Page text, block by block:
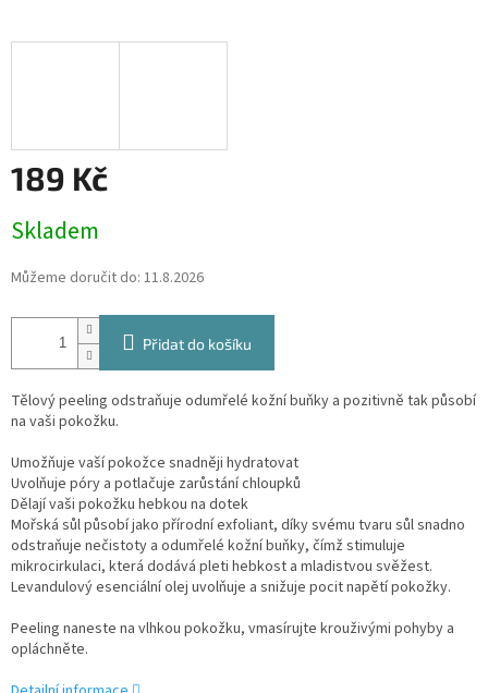
189 Kč
cena:
Skladem
Můžeme doručit do: 11.8.2026
Přidat do košíku
Tělový peeling odstraňuje odumřelé kožní buňky a pozitivně tak působí
na vaši pokožku.
Umožňuje vaší pokožce snadněji hydratovat
Uvolňuje póry a potlačuje zarůstání chloupků
Dělají vaši pokožku hebkou na dotek
Mořská sůl působí jako přírodní exfoliant, díky svému tvaru sůl snadno
odstraňuje nečistoty a odumřelé kožní buňky, čímž stimuluje
mikrocirkulaci, která dodává pleti hebkost a mladistvou svěžest.
Levandulový esenciální olej uvolňuje a snižuje pocit napětí pokožky.
Peeling naneste na vlhkou pokožku, vmasírujte krouživými pohyby a
opláchněte.